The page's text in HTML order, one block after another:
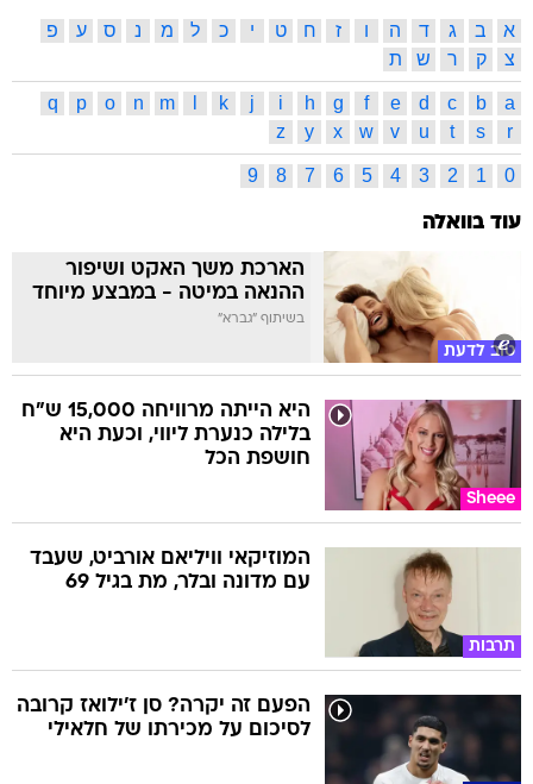
א ב ג ד ה ו ז ח ט י כ ל מ נ ס ע
פ
צ
ק ר ש ת
a
b
c
d
e
f
g
h
i
j
k
m
n
o
p
q
r
s
t
u
v
w
x
y
z
0
1
2
3
4
5
6
7
8
9
עוד בוואלה
טוב לדעת
הארכת משך האקט ושיפור
ההנאה במיטה - במבצע מיוחד
בשיתוף "גברא"
Sheee
היא הייתה מרוויחה 15,000 ש"ח
בלילה כנערת ליווי, וכעת היא
חושפת הכל
תרבות
המוזיקאי וויליאם אורביט, שעבד
עם מדונה ובלר, מת בגיל 69
הפעם זה יקרה? סן ז'ילואז קרובה
לסיכום על מכירתו של חלאילי